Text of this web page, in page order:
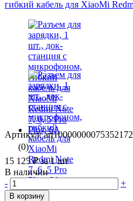
Артикул: art10000000075352172
(0)
15 125 ₽за 1 шт
В наличии
-
+
В корзину